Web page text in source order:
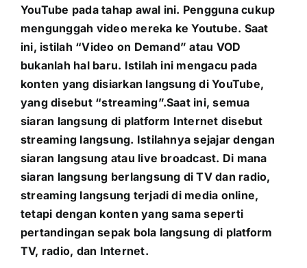
YouTube pada tahap awal ini. Pengguna cukup
mengunggah video mereka ke Youtube. Saat
ini, istilah “Video on Demand” atau VOD
bukanlah hal baru. Istilah ini mengacu pada
konten yang disiarkan langsung di YouTube,
yang disebut “streaming”.Saat ini, semua
siaran langsung di platform Internet disebut
streaming langsung. Istilahnya sejajar dengan
siaran langsung atau live broadcast. Di mana
siaran langsung berlangsung di TV dan radio,
streaming langsung terjadi di media online,
tetapi dengan konten yang sama seperti
pertandingan sepak bola langsung di platform
TV, radio, dan Internet.